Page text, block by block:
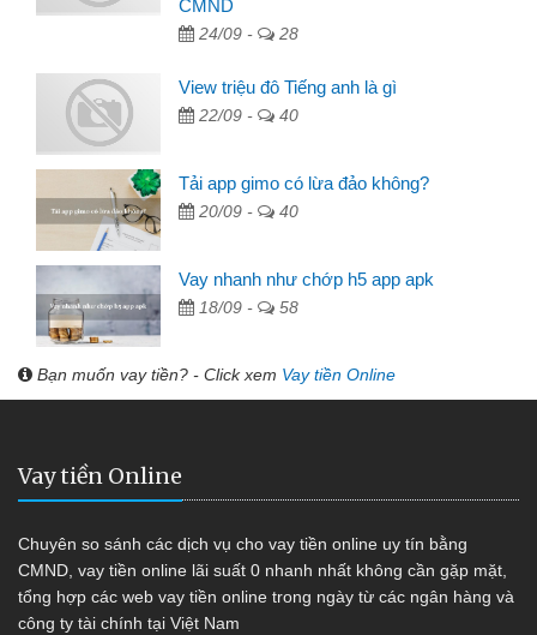
CMND
24/09 - 28
View triệu đô Tiếng anh là gì
22/09 - 40
Tải app gimo có lừa đảo không?
20/09 - 40
Vay nhanh như chớp h5 app apk
18/09 - 58
Bạn muốn vay tiền? - Click xem Vay tiền Online
Vay tiền Online
Chuyên so sánh các dịch vụ cho vay tiền online uy tín bằng
CMND, vay tiền online lãi suất 0 nhanh nhất không cần gặp mặt,
tổng hợp các web vay tiền online trong ngày từ các ngân hàng và
công ty tài chính tại Việt Nam